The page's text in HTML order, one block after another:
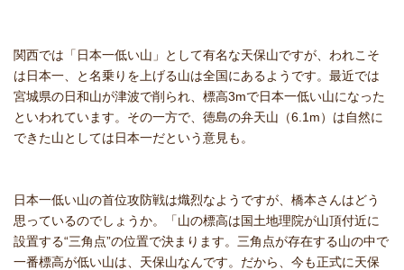
関西では「日本一低い山」として有名な天保山ですが、われこそ
は日本一、と名乗りを上げる山は全国にあるようです。最近では
宮城県の日和山が津波で削られ、標高3mで日本一低い山になった
といわれています。その一方で、徳島の弁天山（6.1m）は自然に
できた山としては日本一だという意見も。
日本一低い山の首位攻防戦は熾烈なようですが、橋本さんはどう
思っているのでしょうか。「山の標高は国土地理院が山頂付近に
設置する“三角点”の位置で決まります。三角点が存在する山の中で
一番標高が低い山は、天保山なんです。だから、今も正式に天保